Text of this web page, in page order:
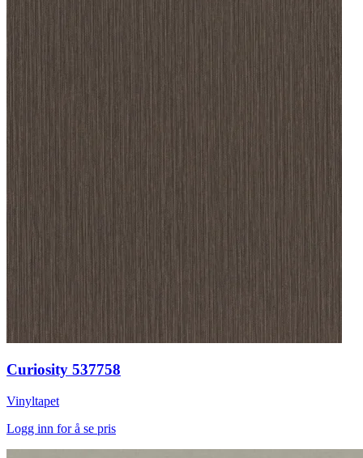
Curiosity 537758
Vinyltapet
Logg inn for å se pris